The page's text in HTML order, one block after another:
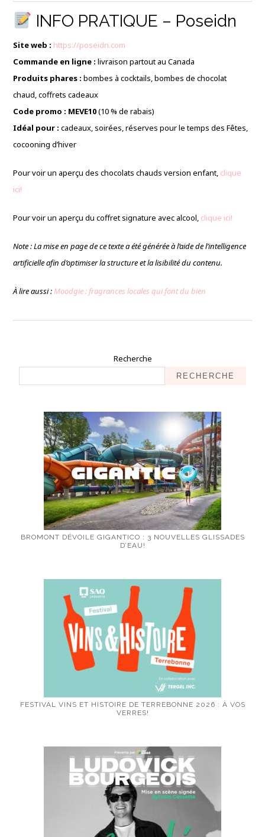
INFO PRATIQUE – Poseidn
Site web : https://poseidn.com
Commande en ligne : livraison partout au Canada
Produits phares : bombes à cocktails, bombes de chocolat
chaud, coffrets cadeaux
Code promo : MEVE10(10 % de rabais)
Idéal pour : cadeaux, soirées, réserves pour le temps des Fêtes,
cocooning d’hiver
Pour voir un aperçu des chocolats chauds version enfant, clique
ici!
Pour voir un aperçu du coffret signature avec alcool, clique ici!
Note : La mise en page de ce texte a été générée à l’aide de l’intelligence
artificielle afin d’optimiser la structure et la lisibilité du contenu.
À lire aussi :Moodgie : fragrances locales qui font du bien
Recherche
RECHERCHE
BROMONT DÉVOILE GIGANTICO : 3 NOUVELLES GLISSADES
D’EAU!
FESTIVAL VINS ET HISTOIRE DE TERREBONNE 2026 : À VOS
VERRES!